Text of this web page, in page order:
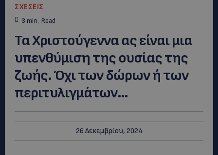
ΣΧΕΣΕΙΣ
3 min. Read
Τα Χριστούγεννα ας είναι μια
υπενθύμιση της ουσίας της
ζωής. Όχι των δώρων ή των
περιτυλιγμάτων…
26 Δεκεμβρίου, 2024